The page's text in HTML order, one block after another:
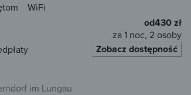
WiFi
od430 zł
za 1 noc, 2 osoby
Zobacz dostępność
im Lungau